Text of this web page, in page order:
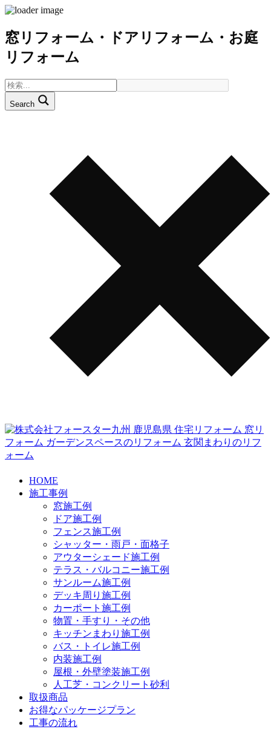
窓リフォーム・ドアリフォーム・お庭
リフォーム
Search
HOME
施工事例
窓施工例
ドア施工例
フェンス施工例
シャッター・雨戸・面格子
アウターシェード施工例
テラス・バルコニー施工例
サンルーム施工例
デッキ周り施工例
カーポート施工例
物置・手すり・その他
キッチンまわり施工例
バス・トイレ施工例
内装施工例
屋根・外壁塗装施工例
人工芝・コンクリート砂利
取扱商品
お得なパッケージプラン
工事の流れ